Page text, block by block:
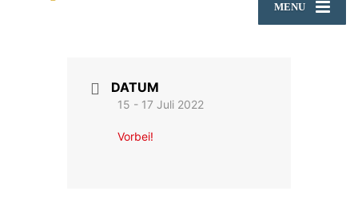
MENU
DATUM
15 - 17 Juli 2022
Vorbei!